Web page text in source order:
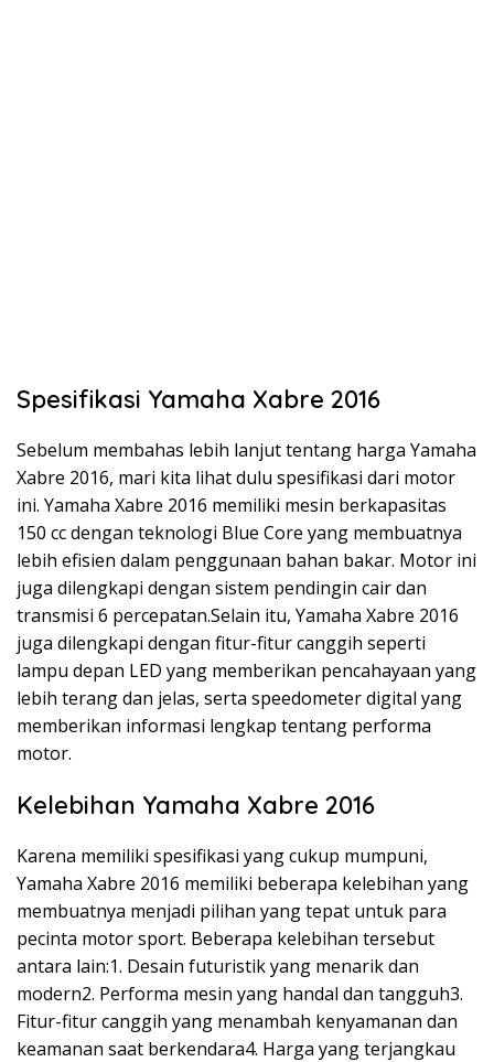
Spesifikasi Yamaha Xabre 2016
Sebelum membahas lebih lanjut tentang harga Yamaha
Xabre 2016, mari kita lihat dulu spesifikasi dari motor
ini. Yamaha Xabre 2016 memiliki mesin berkapasitas
150 cc dengan teknologi Blue Core yang membuatnya
lebih efisien dalam penggunaan bahan bakar. Motor ini
juga dilengkapi dengan sistem pendingin cair dan
transmisi 6 percepatan.Selain itu, Yamaha Xabre 2016
juga dilengkapi dengan fitur-fitur canggih seperti
lampu depan LED yang memberikan pencahayaan yang
lebih terang dan jelas, serta speedometer digital yang
memberikan informasi lengkap tentang performa
motor.
Kelebihan Yamaha Xabre 2016
Karena memiliki spesifikasi yang cukup mumpuni,
Yamaha Xabre 2016 memiliki beberapa kelebihan yang
membuatnya menjadi pilihan yang tepat untuk para
pecinta motor sport. Beberapa kelebihan tersebut
antara lain:1. Desain futuristik yang menarik dan
modern2. Performa mesin yang handal dan tangguh3.
Fitur-fitur canggih yang menambah kenyamanan dan
keamanan saat berkendara4. Harga yang terjangkau